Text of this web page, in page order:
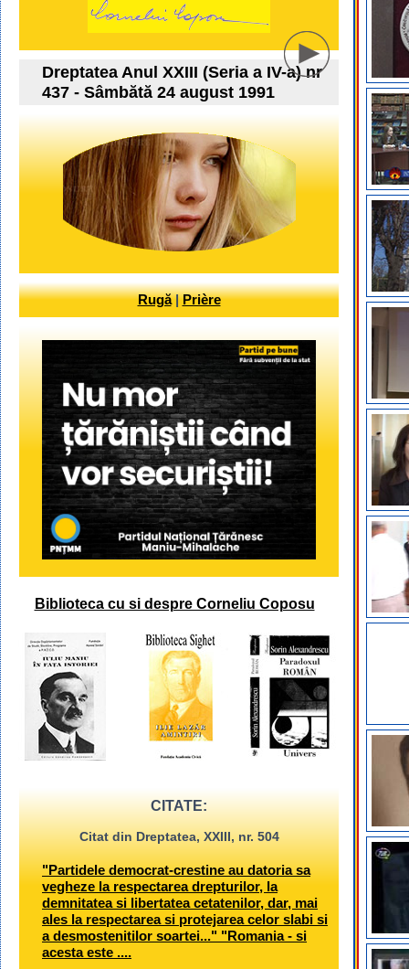
Dreptatea Anul XXIII (Seria a IV-a) nr
437 - Sâmbătă 24 august 1991
Rugă|Prière
Biblioteca cu si despre Corneliu Coposu
CITATE:
Citat din Dreptatea, XXIII, nr. 504
"Partidele democrat-crestine au datoria sa
vegheze la respectarea drepturilor, la
demnitatea si libertatea cetatenilor, dar, mai
ales la respectarea si protejarea celor slabi si
a desmostenitilor soartei..." "Romania - si
acesta este ....